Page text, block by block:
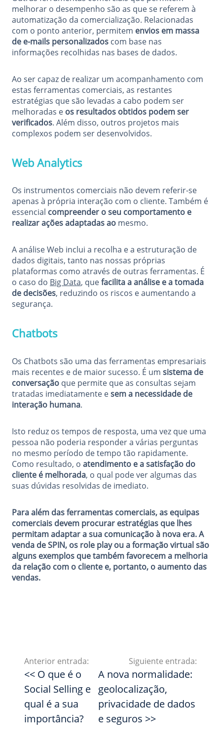
melhorar o desempenho são as que se referem à
automatização da comercialização. Relacionadas
com o ponto anterior, permitem envios em massa
de e-mails personalizados com base nas
informações recolhidas nas bases de dados.
Ao ser capaz de realizar um acompanhamento com
estas ferramentas comerciais, as restantes
estratégias que são levadas a cabo podem ser
melhoradas e os resultados obtidos podem ser
verificados. Além disso, outros projetos mais
complexos podem ser desenvolvidos.
Web Analytics
Os instrumentos comerciais não devem referir-se
apenas à própria interação com o cliente. Também é
essencial compreender o seu comportamento e
realizar ações adaptadas ao mesmo.
A análise Web inclui a recolha e a estruturação de
dados digitais, tanto nas nossas próprias
plataformas como através de outras ferramentas. É
o caso do Big Data, quefacilita a análise e a tomada
de decisões, reduzindo os riscos e aumentando a
segurança.
Chatbots
Os Chatbots são uma das ferramentas empresariais
mais recentes e de maior sucesso. É um sistema de
conversação que permite que as consultas sejam
tratadas imediatamente esem a necessidade de
interação humana.
Isto reduz os tempos de resposta, uma vez que uma
pessoa não poderia responder a várias perguntas
no mesmo período de tempo tão rapidamente.
Como resultado, o atendimento e a satisfação do
cliente é melhorada, o qual pode ver algumas das
suas dúvidas resolvidas de imediato.
Para além das ferramentas comerciais, as equipas
comerciais devem procurar estratégias que lhes
permitam adaptar a sua comunicação à nova era. A
venda de SPIN, os role play ou a formação virtual são
alguns exemplos que também favorecem a melhoria
da relação com o cliente e, portanto, o aumento das
vendas.
Anterior entrada:
<< O que é o
Social Selling e
qual é a sua
importância?
Siguiente entrada:
A nova normalidade:
geolocalização,
privacidade de dados
e seguros >>